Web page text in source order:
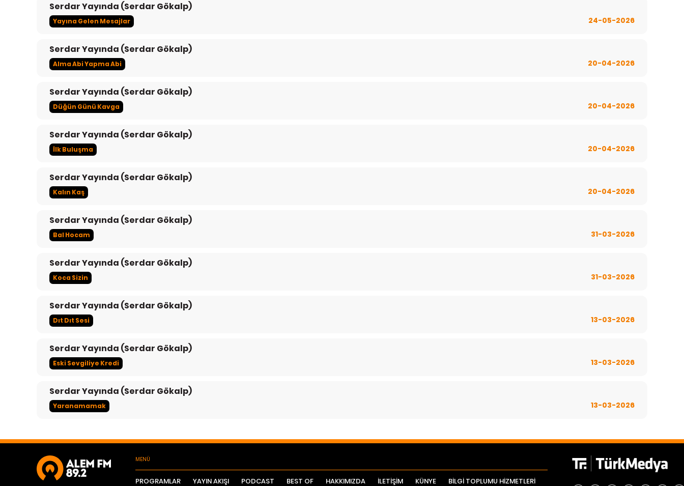
Serdar Yayında (Serdar Gökalp)
Yayına Gelen Mesajlar 24-05-2026
Serdar Yayında (Serdar Gökalp)
Alma Abi Yapma Abi 20-04-2026
Serdar Yayında (Serdar Gökalp)
Düğün Günü Kavga 20-04-2026
Serdar Yayında (Serdar Gökalp)
İlk Buluşma 20-04-2026
Serdar Yayında (Serdar Gökalp)
Kalın Kaş 20-04-2026
Serdar Yayında (Serdar Gökalp)
Bal Hocam 31-03-2026
Serdar Yayında (Serdar Gökalp)
Koca Sizin 31-03-2026
Serdar Yayında (Serdar Gökalp)
Dıt Dıt Sesi 13-03-2026
Serdar Yayında (Serdar Gökalp)
Eski Sevgiliye Kredi 13-03-2026
Serdar Yayında (Serdar Gökalp)
Yaranamamak 13-03-2026
MENÜ
PROGRAMLAR YAYIN AKIŞI PODCAST BEST OF HAKKIMIZDA İLETİŞİM KÜNYE BİLGİ TOPLUMU HİZMETLERİ